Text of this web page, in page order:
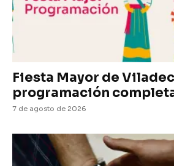
Fiesta Mayor de
programación
7 de agosto de 2026